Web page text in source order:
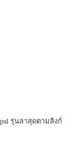
รุ่นล่าสุดตามลิงก์